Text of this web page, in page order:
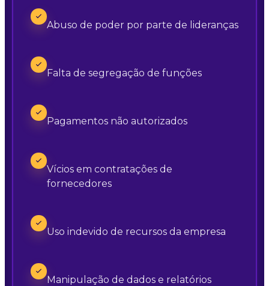
Abuso de poder por parte de lideranças
Falta de segregação de funções
Pagamentos não autorizados
Vícios em contratações de
fornecedores
Uso indevido de recursos da empresa
Manipulação de dados e relatórios